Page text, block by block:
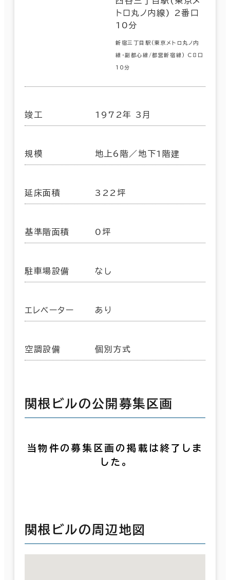
トロ丸ノ内線) 2番口
10分
新宿三丁目駅(東京メトロ丸ノ内
線･副都心線/都営新宿線) C8口
10分
竣工 1972年 3月
規模 地上6階／地下1階建
延床面積 322坪
基準階面積 0坪
駐車場設備 なし
エレベーター あり
空調設備 個別方式
関根ビルの公開募集区画
当物件の募集区画の掲載は終了しま
した。
関根ビルの周辺地図